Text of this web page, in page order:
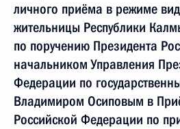
личного приёма в режиме
жительницы Республики
по поручению Президента
начальником Управления
Федерации по
Владимиром Осиповым в
Российской Федерации по